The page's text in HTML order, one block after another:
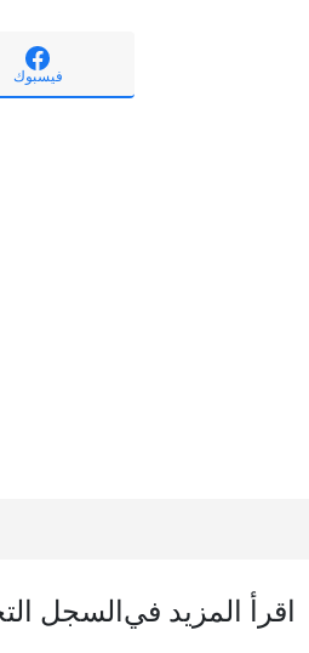
فيسبوك
اقرأ المزيد في السجل